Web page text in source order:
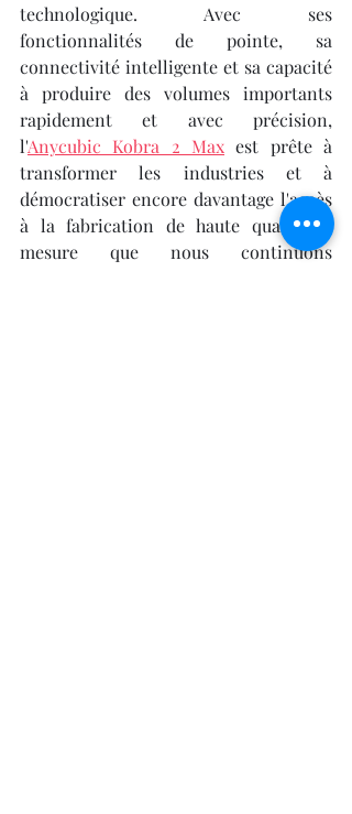
technologique. Avec ses
fonctionnalités de pointe, sa
connectivité intelligente et sa capacité
à produire des volumes importants
rapidement et avec précision,
l'Anycubic Kobra 2 Max est prête à
transformer les industries et à
démocratiser encore davantage l'accès
à la fabrication de haute qualité. À
mesure que nous continuons